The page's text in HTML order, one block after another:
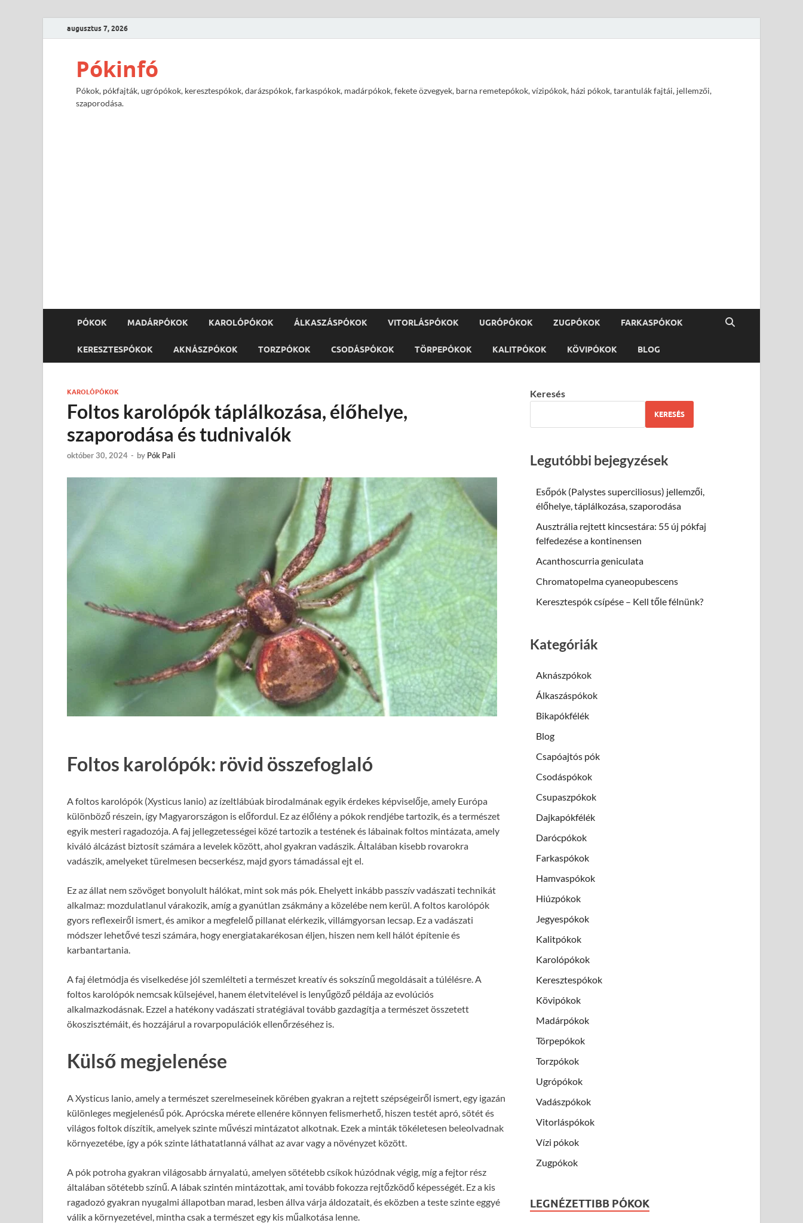
augusztus 7, 2026
Pókinfó
Pókok, pókfajták, ugrópókok, keresztespókok, darázspókok, farkaspókok, madárpókok, fekete özvegyek, barna remetepókok, vízipókok, házi pókok, tarantulák fajtái, jellemzői,
szaporodása.
PÓKOK MADÁRPÓKOK KAROLÓPÓKOK ÁLKASZÁSPÓKOK VITORLÁSPÓKOK UGRÓPÓKOK ZUGPÓKOK FARKASPÓKOK
KERESZTESPÓKOK AKNÁSZPÓKOK TORZPÓKOK CSODÁSPÓKOK TÖRPEPÓKOK KALITPÓKOK KÖVIPÓKOK BLOG
KAROLÓPÓKOK
Foltos karolópók táplálkozása, élőhelye,
szaporodása és tudnivalók
október 30, 2024 - by Pók Pali
Foltos karolópók: rövid összefoglaló
A foltos karolópók (Xysticus lanio) az ízeltlábúak birodalmának egyik érdekes képviselője, amely Európa
különböző részein, így Magyarországon is előfordul. Ez az élőlény a pókok rendjébe tartozik, és a természet
egyik mesteri ragadozója. A faj jellegzetességei közé tartozik a testének és lábainak foltos mintázata, amely
kiváló álcázást biztosít számára a levelek között, ahol gyakran vadászik. Általában kisebb rovarokra
vadászik, amelyeket türelmesen becserkész, majd gyors támadással ejt el.
Ez az állat nem szövöget bonyolult hálókat, mint sok más pók. Ehelyett inkább passzív vadászati technikát
alkalmaz: mozdulatlanul várakozik, amíg a gyanútlan zsákmány a közelébe nem kerül. A foltos karolópók
gyors reflexeiről ismert, és amikor a megfelelő pillanat elérkezik, villámgyorsan lecsap. Ez a vadászati
módszer lehetővé teszi számára, hogy energiatakarékosan éljen, hiszen nem kell hálót építenie és
karbantartania.
A faj életmódja és viselkedése jól szemlélteti a természet kreatív és sokszínű megoldásait a túlélésre. A
foltos karolópók nemcsak külsejével, hanem életvitelével is lenyűgöző példája az evolúciós
alkalmazkodásnak. Ezzel a hatékony vadászati stratégiával tovább gazdagítja a természet összetett
ökoszisztémáit, és hozzájárul a rovarpopulációk ellenőrzéséhez is.
Külső megjelenése
A Xysticus lanio, amely a természet szerelmeseinek körében gyakran a rejtett szépségeiről ismert, egy igazán
különleges megjelenésű pók. Aprócska mérete ellenére könnyen felismerhető, hiszen testét apró, sötét és
világos foltok díszítik, amelyek szinte művészi mintázatot alkotnak. Ezek a minták tökéletesen beleolvadnak
környezetébe, így a pók szinte láthatatlanná válhat az avar vagy a növényzet között.
A pók potroha gyakran világosabb árnyalatú, amelyen sötétebb csíkok húzódnak végig, míg a fejtor rész
általában sötétebb színű. A lábak szintén mintázottak, ami tovább fokozza rejtőzködő képességét. Ez a kis
ragadozó gyakran nyugalmi állapotban marad, lesben állva várja áldozatait, és eközben a teste szinte eggyé
válik a környezetével, mintha csak a természet egy kis műalkotása lenne.
Keresés
KERESÉS
Legutóbbi bejegyzések
Esőpók (Palystes superciliosus) jellemzői,
élőhelye, táplálkozása, szaporodása
Ausztrália rejtett kincsestára: 55 új pókfaj
felfedezése a kontinensen
Acanthoscurria geniculata
Chromatopelma cyaneopubescens
Keresztespók csípése – Kell tőle félnünk?
Kategóriák
Aknászpókok
Álkaszáspókok
Bikapókfélék
Blog
Csapóajtós pók
Csodáspókok
Csupaszpókok
Dajkapókfélék
Darócpókok
Farkaspókok
Hamvaspókok
Hiúzpókok
Jegyespókok
Kalitpókok
Karolópókok
Keresztespókok
Kövipókok
Madárpókok
Törpepókok
Torzpókok
Ugrópókok
Vadászpókok
Vitorláspókok
Vízi pókok
Zugpókok
LEGNÉZETTIBB PÓKOK